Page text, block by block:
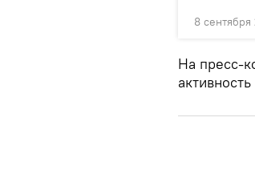
8
На пресс-